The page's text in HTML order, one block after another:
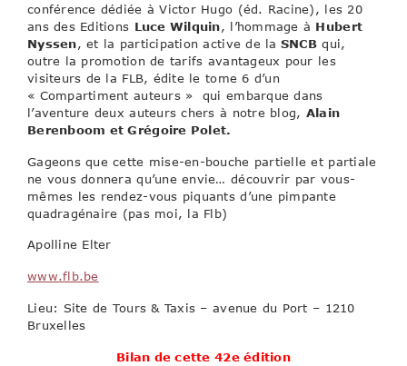
conférence dédiée à Victor Hugo (éd. Racine), les 20
ans des Editions Luce Wilquin, l’hommage à Hubert
Nyssen, et la participation active de la SNCB qui,
outre la promotion de tarifs avantageux pour les
visiteurs de la FLB, édite le tome 6 d’un
« Compartiment auteurs » qui embarque dans
l’aventure deux auteurs chers à notre blog, Alain
Berenboom et Grégoire Polet.
Gageons que cette mise-en-bouche partielle et partiale
ne vous donnera qu’une envie… découvrir par vous-
mêmes les rendez-vous piquants d’une pimpante
quadragénaire (pas moi, la Flb)
Apolline Elter
www.flb.be
Lieu: Site de Tours & Taxis – avenue du Port – 1210
Bruxelles
Bilan de cette 42e édition